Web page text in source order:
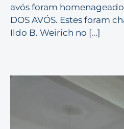
avós foram
DOS AVÓS. Estes foram
Ildo B. Weirich no [...]